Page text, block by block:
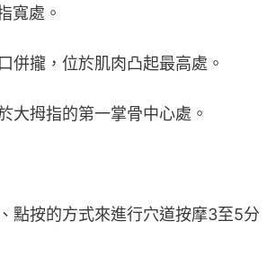
寬處。
併攏，位於肌肉凸起最高處。
大拇指的第一掌骨中心處。
點按的方式來進行穴道按摩3至5分